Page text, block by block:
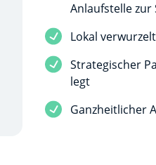
Anlaufstelle zur
Lokal
Strategischer
legt
Ganzheitlicher